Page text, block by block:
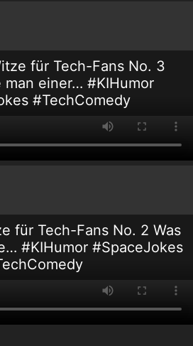
für Tech-Fans No. 3
man einer… #KIHumor
#TechComedy
für Tech-Fans No. 2 Was
#KIHumor #SpaceJokes